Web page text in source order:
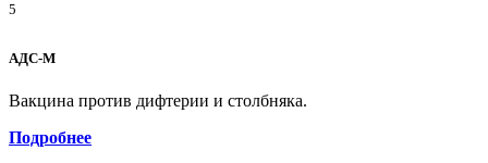
5
АДС-М
Вакцина против дифтерии и столбняка.
Подробнее